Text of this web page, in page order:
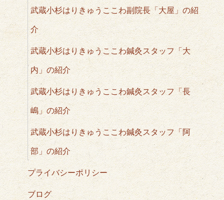
武蔵小杉はりきゅうここわ副院長「大屋」の紹
介
武蔵小杉はりきゅうここわ鍼灸スタッフ「大
内」の紹介
武蔵小杉はりきゅうここわ鍼灸スタッフ「長
嶋」の紹介
武蔵小杉はりきゅうここわ鍼灸スタッフ「阿
部」の紹介
プライバシーポリシー
ブログ